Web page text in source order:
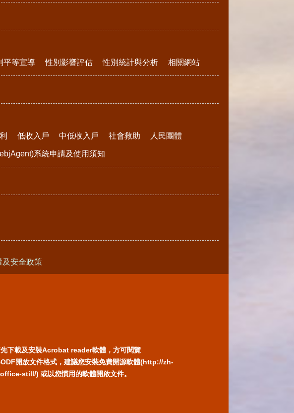
平等宣導 性別影響評估 性別統計與分析 相關網站
低收入戶 中低收入戶 社會救助 人民團體
系統申請及使用須知
及安全政策
下載及安裝Acrobat reader軟體，方可閱覽
開放文件格式，建議您安裝免費開源軟體(http://zh-
still/) 或以您慣用的軟體開啟文件。